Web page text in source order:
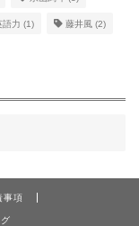
語力 (1) 藤井風 (2)
事項